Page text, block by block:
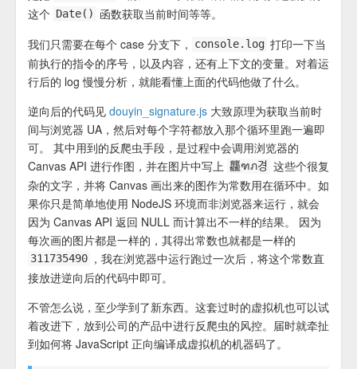
这个
Date()
函数获取当前时间等等。
我们只需要在每个 case 分支下，
console.log 打印一下当
前执行的指令的序号，以及内容，还有上下文的变量。对着运
行后的 log 慢慢分析，就能看懂上面的代码他做了什么。
逆向后的代码见 douyin_signature.js 大致原理为获取当前时
间与浏览器 UA，然后对每个字符都放入那个循环里跑一遍即
可。 其中用到的反爬虫手段，是过程中会调用浏览器的
Canvas API 进行作图，并在图片中写上 龘ฑภ경 这些个很复
杂的文字，并将 Canvas 画出来的图作为常数用在循环中。如
果你只是简单地使用 NodeJS 环境而非浏览器来运行，就会
因为 Canvas API 返回 NULL 而计算出不一样的结果。 因为
每次画的图片都是一样的，其得出常数也就都是一样的
311735490 ，我在浏览器中运行跑过一次后，将这个常数直
接放进逆向后的代码中即可。
不管怎么说，至少学到了新东西。这套过时的虚拟机也可以试
着改进下，放到公司的产品中进行反爬虫的风控。届时就牵扯
到如何将 JavaScript 正向编译成虚拟机的机器码了。